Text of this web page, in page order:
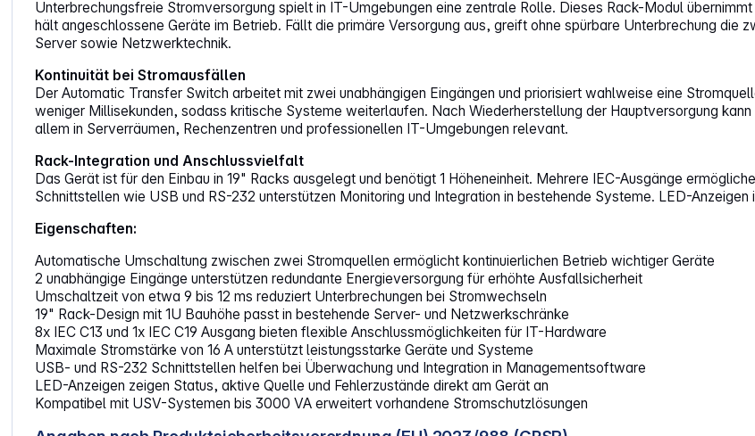
Unterbrechungsfreie Stromversorgung spielt in IT-Umgebungen eine zentrale Rolle. Dieses Rack-Modul
hält angeschlossene Geräte im Betrieb. Fällt die primäre Versorgung aus, greift ohne spürbare Unterbrechung die
Server sowie Netzwerktechnik.
Kontinuität bei Stromausfällen
Der Automatic Transfer Switch arbeitet mit zwei unabhängigen Eingängen und priorisiert wahlweise eine
weniger Millisekunden, sodass kritische Systeme weiterlaufen. Nach Wiederherstellung der Hauptversorgung
allem in Serverräumen, Rechenzentren und professionellen IT-Umgebungen relevant.
Rack-Integration und Anschlussvielfalt
Das Gerät ist für den Einbau in 19" Racks ausgelegt und benötigt 1 Höheneinheit. Mehrere IEC-Ausgänge
Schnittstellen wie USB und RS-232 unterstützen Monitoring und Integration in bestehende Systeme. LED-
Eigenschaften:
Automatische Umschaltung zwischen zwei Stromquellen ermöglicht kontinuierlichen Betrieb wichtiger Geräte
2 unabhängige Eingänge unterstützen redundante Energieversorgung für erhöhte Ausfallsicherheit
Umschaltzeit von etwa 9 bis 12 ms reduziert Unterbrechungen bei Stromwechseln
19" Rack-Design mit 1U Bauhöhe passt in bestehende Server- und Netzwerkschränke
8x IEC C13 und 1x IEC C19 Ausgang bieten flexible Anschlussmöglichkeiten für IT-Hardware
Maximale Stromstärke von 16 A unterstützt leistungsstarke Geräte und Systeme
USB- und RS-232 Schnittstellen helfen bei Überwachung und Integration in Managementsoftware
LED-Anzeigen zeigen Status, aktive Quelle und Fehlerzustände direkt am Gerät an
Kompatibel mit USV-Systemen bis 3000 VA erweitert vorhandene Stromschutzlösungen